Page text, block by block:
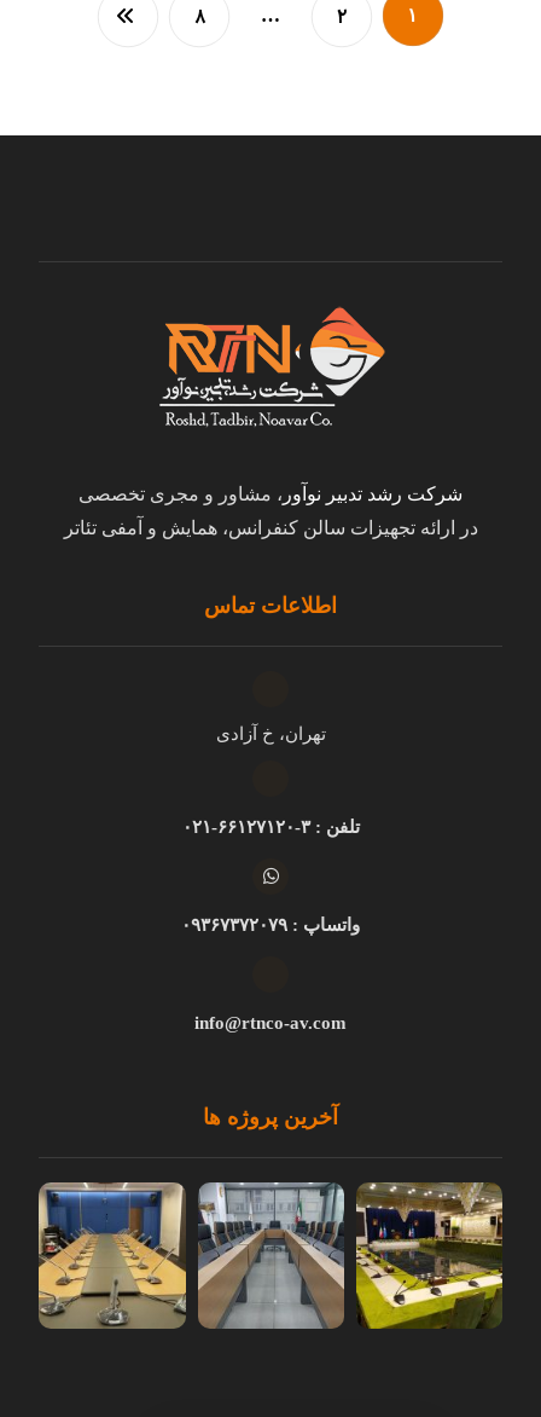
۱ ۲ … ۸
شرکت رشد تدبیر نوآور ، مشاور و مجری تخصصی
در ارائه تجهیزات سالن کنفرانس، همایش و آمفی تئاتر
اطلاعات تماس
تهران، خ آزادی
تلفن : ۳-۶۶۱۲۷۱۲۰-۰۲۱
واتساپ : ۰۹۳۶۷۳۷۲۰۷۹
info@rtnco-av.com
آخرین پروژه ها